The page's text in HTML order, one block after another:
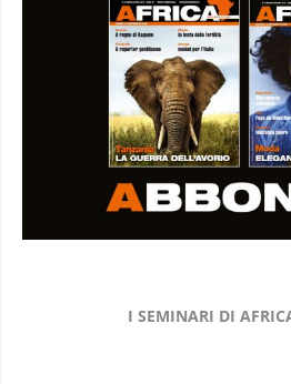
I SEMINARI DI